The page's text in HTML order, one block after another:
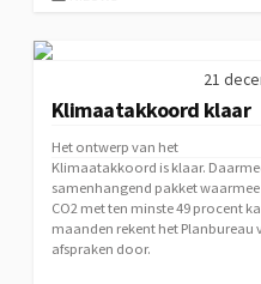
21
Klimaatakkoord klaar
Het ontwerp van het
Klimaatakkoord is klaar.
samenhangend pakket
CO2 met ten minste 49 procent
maanden rekent het Planbureau
afspraken door.